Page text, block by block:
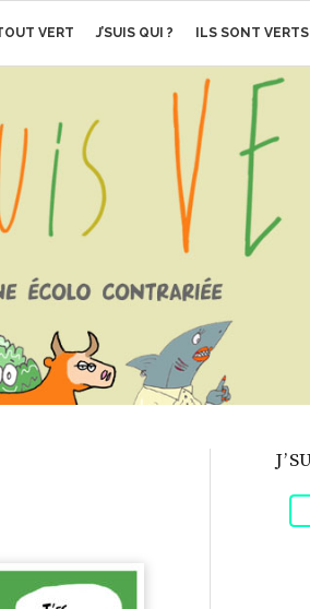
VERT J’SUIS QUI ? ILS SONT VERTS